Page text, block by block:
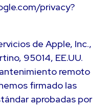
privacy?
de Apple, Inc.,
95014, EE.UU.
remoto
firmado las
aprobadas por